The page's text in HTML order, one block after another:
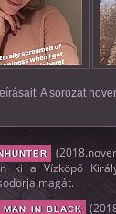
A sorozat
ki a Vízköpő
magát.
MAN IN BLACK